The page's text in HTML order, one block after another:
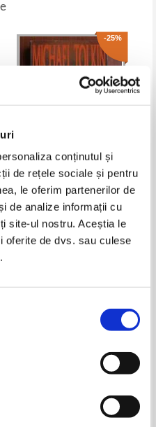
conținutul și
de rețele sociale și pentru
le oferim partenerilor de
de analize informații cu
site-ul nostru. Aceștia le
oferite de dvs. sau culese
-25%
Michael Tolkin - Jucatorul
Lei
Adaugă în coș